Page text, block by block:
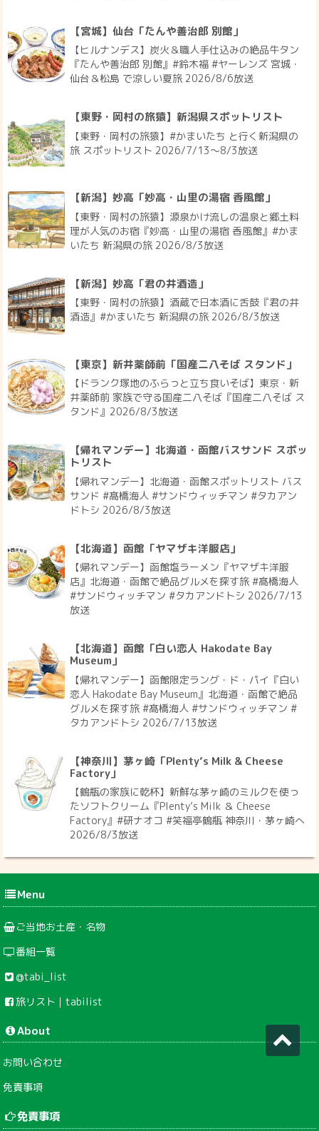
【宮城】仙台「たんや善治郎 別館」
【ヒルナンデス】炭火＆職人手仕込みの絶品牛タン
『たんや善治郎 別館』#鈴木福 #ヤーレンズ 宮城・
仙台＆松島 で涼しい夏旅 2026/8/6放送
【東野・岡村の旅猿】新潟県スポットリスト
【東野・岡村の旅猿】#かまいたち と行く新潟県の
旅 スポットリスト 2026/7/13〜8/3放送
【新潟】妙高「妙高・山里の湯宿 香風館」
【東野・岡村の旅猿】源泉かけ流しの温泉と郷土料
理が人気のお宿『妙高・山里の湯宿 香風館』#かま
いたち 新潟県の旅 2026/8/3放送
【新潟】妙高「君の井酒造」
【東野・岡村の旅猿】酒蔵で日本酒に舌鼓『君の井
酒造』#かまいたち 新潟県の旅 2026/8/3放送
【東京】新井薬師前「国産二八そば スタンド」
【ドランク塚地のふらっと立ち食いそば】東京・新
井薬師前 家族で守る国産二八そば『国産二八そば ス
タンド』2026/8/3放送
【帰れマンデー】北海道・函館バスサンド スポッ
トリスト
【帰れマンデー】北海道・函館スポットリスト バス
サンド #髙橋海人 #サンドウィッチマン #タカアン
ドトシ 2026/8/3放送
【北海道】函館「ヤマザキ洋服店」
【帰れマンデー】函館塩ラーメン『ヤマザキ洋服
店』北海道・函館で絶品グルメを探す旅 #髙橋海人
#サンドウィッチマン #タカアンドトシ 2026/7/13
放送
【北海道】函館「白い恋人 Hakodate Bay
Museum」
【帰れマンデー】函館限定ラング・ド・パイ『白い
恋人 Hakodate Bay Museum』北海道・函館で絶品
グルメを探す旅 #髙橋海人 #サンドウィッチマン #
タカアンドトシ 2026/7/13放送
【神奈川】茅ヶ崎「Plenty’s Milk & Cheese
Factory」
【鶴瓶の家族に乾杯】新鮮な茅ヶ崎のミルクを使っ
たソフトクリーム『Plenty’s Milk ＆ Cheese
Factory』#研ナオコ #笑福亭鶴瓶 神奈川・茅ヶ崎へ
2026/8/3放送
Menu
ご当地お土産・名物
番組一覧
@tabi_list
旅リスト｜tabilist
About
お問い合わせ
免責事項
免責事項